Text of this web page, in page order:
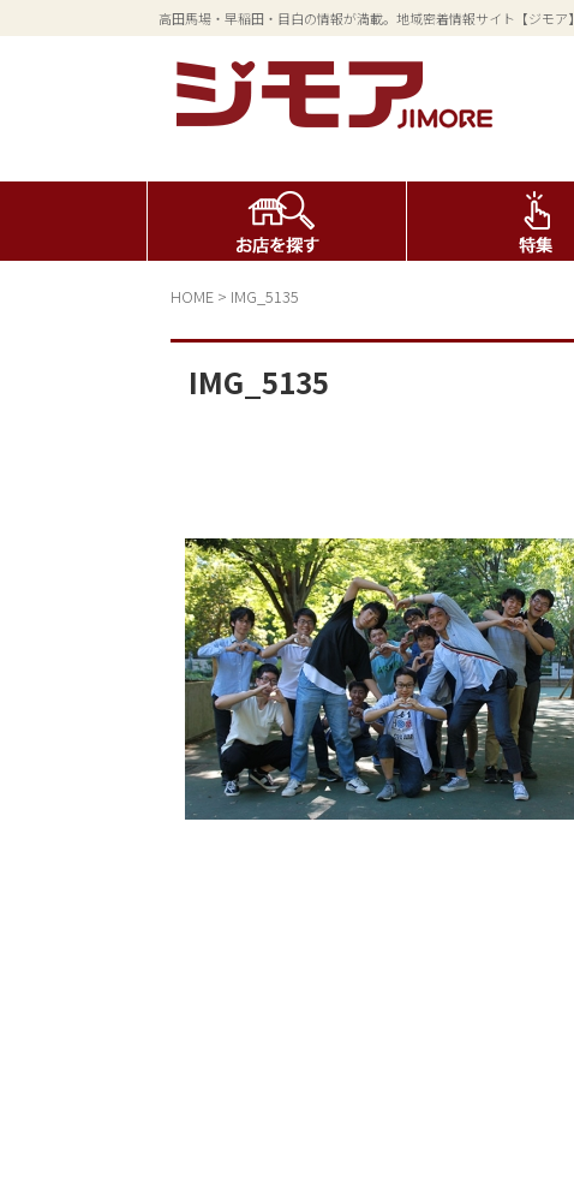
高田馬場・早稲田・目白の情報が満載。地域密着情報サイト【ジモア】
HOME > IMG_5135
IMG_5135